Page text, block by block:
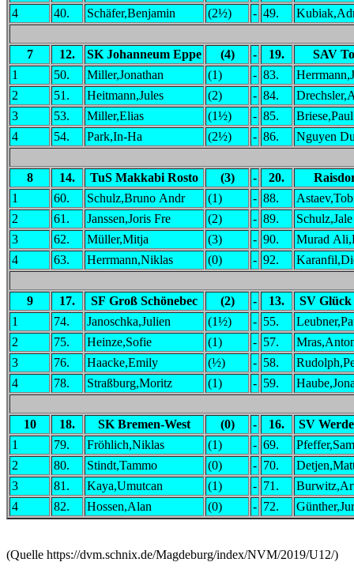
4
40. Schäfer,Benjamin (2½) - 49.
7 12. SK Johanneum Eppe (4) - 19.
SAV
1
50. Miller,Jonathan (1) - 83.
2
51. Heitmann,Jules (2) - 84.
3
53. Miller,Elias (1½) - 85.
Briese,Paul
4
54. Park,In-Ha (2½) - 86. Nguyen
8 14. TuS Makkabi Rosto (3) - 20.
1
60. Schulz,Bruno Andr (1) - 88.
2
61. Janssen,Joris Fre (2) - 89.
Schulz,Jale
3
62. Müller,Mitja (3) - 90.
Murad
4
63. Herrmann,Niklas (0) - 92.
9 17. SF Groß Schönebec (2) - 13.
SV
1
74. Janoschka,Julien (1½) - 55.
2
75. Heinze,Sofie (1) - 57.
3
76. Haacke,Emily (½) - 58.
4
78. Straßburg,Moritz (1) - 59.
10 18. SK Bremen-West (0) - 16.
SV
1
79. Fröhlich,Niklas (1) - 69.
2
80. Stindt,Tammo (0) - 70.
3
81. Kaya,Umutcan (1) - 71.
4
82. Hossen,Alan (0) - 72.
(Quelle https://dvm.schnix.de/Magdeburg/index/NVM/2019/U12/)